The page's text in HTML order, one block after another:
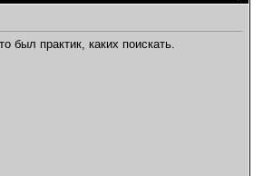
практик, каких поискать.